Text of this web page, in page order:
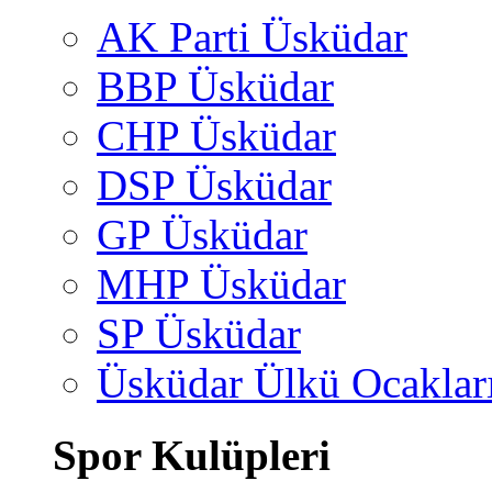
AK Parti Üsküdar
BBP Üsküdar
CHP Üsküdar
DSP Üsküdar
GP Üsküdar
MHP Üsküdar
SP Üsküdar
Üsküdar Ülkü
Spor Kulüpleri